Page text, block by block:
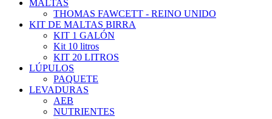
MALTAS
THOMAS FAWCETT - REINO UNIDO
KIT DE MALTAS BIRRA
KIT 1 GALÓN
Kit 10 litros
KIT 20 LITROS
LÚPULOS
PAQUETE
LEVADURAS
AEB
NUTRIENTES